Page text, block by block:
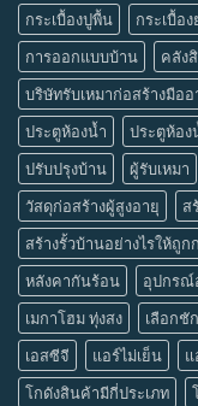
กระเบื้องปูพื้น
กระเบื้อ
การออกแบบบ้าน
คลัง
บริษัทรับเหมาก่อสร้างมือ
ประตูห้องน้ำ
ประตูห้อง
ปรับปรุงบ้าน
ผู้รับเหมา
วัสดุก่อสร้างผู้สูงอายุ
ส
สร้างรั้วบ้านอย่างไรให้ถู
หลังคากันร้อน
อุปกรณ์
เมกาโฮม ทุ่งสง
เลือกชั
เอสซีจี
แอร์ไม่เย็น
โกดังสินค้ามีกี่ประเภท